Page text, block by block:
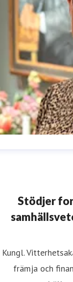
Stödjer
Kungl.
främja och